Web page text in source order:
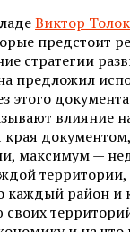
Виктор
предстоит
стратегии
предложил
этого
влияние
максимум —
каждый район
своих